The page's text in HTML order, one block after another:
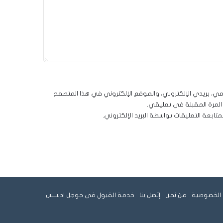
بريدي الإلكتروني، والموقع الإلكتروني في هذا المتصفح
المرة المقبلة في تعليقي.
التعليقات بواسطة البريد الإلكتروني.
الخصوصية من نحن إتصل بنا خدمة القبول في جوجل ادسنس